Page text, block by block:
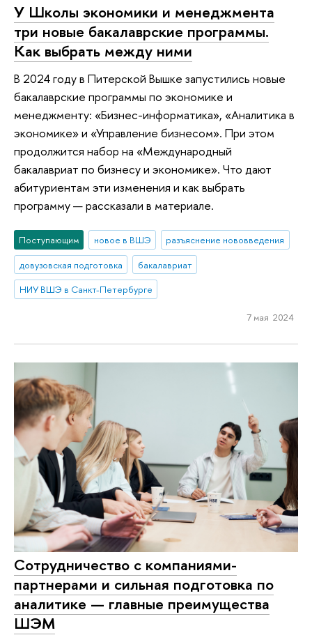
У Школы экономики и менеджмента
три новые бакалаврские программы.
Как выбрать между ними
В 2024 году в Питерской Вышке запустились новые
бакалаврские программы по экономике и
менеджменту: «Бизнес-информатика», «Аналитика в
экономике» и «Управление бизнесом». При этом
продолжится набор на «Международный
бакалавриат по бизнесу и экономике». Что дают
абитуриентам эти изменения и как выбрать
программу — рассказали в материале.
Поступающим новое в ВШЭ
разъяснение нововведения
довузовская подготовка
бакалавриат
НИУ ВШЭ в Санкт-Петербурге
7 мая 2024
Сотрудничество с компаниями-
партнерами и сильная подготовка по
аналитике — главные преимущества
ШЭМ